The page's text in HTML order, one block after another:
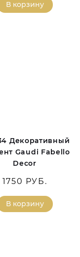
В корзину
Декоративный
Gaudi Fabello
Decor
1750 РУБ.
В корзину